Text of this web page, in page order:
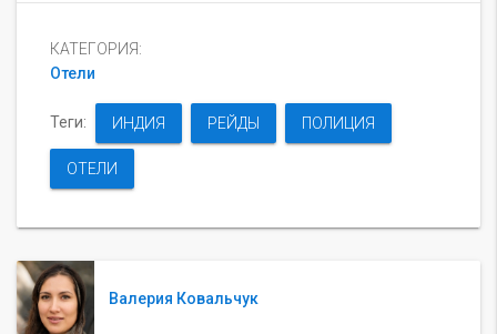
КАТЕГОРИЯ:
Отели
Теги: ИНДИЯ РЕЙДЫ ПОЛИЦИЯ
ОТЕЛИ
Валерия Ковальчук